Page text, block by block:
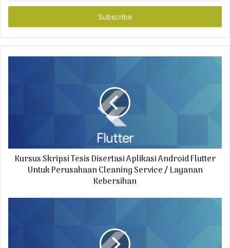
t
r
y
s
Kursus Skripsi Tesis Disertasi Aplikasi Android Flutter
Untuk Perusahaan Cleaning Service / Layanan
Kebersihan